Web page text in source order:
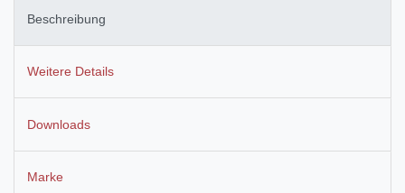
Beschreibung
Weitere Details
Downloads
Marke